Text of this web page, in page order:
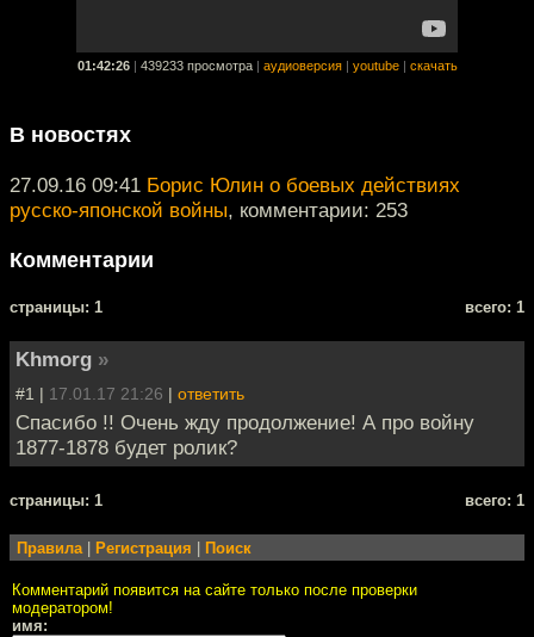
01:42:26 439233 просмотра аудиоверсия youtube скачать
В новостях
27.09.16 09:41 Борис Юлин о боевых действиях
русско-японской войны, комментарии: 253
Комментарии
cтраницы: 1 всего: 1
Khmorg »
#1 | 17.01.17 21:26 | ответить
Спасибо !! Очень жду продолжение! А про войну
1877-1878 будет ролик?
cтраницы: 1 всего: 1
Правила| Регистрация Поиск
Комментарий появится на сайте только после проверки
модератором!
имя: